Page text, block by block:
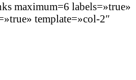
maximum=6 labels=»true»
template=»col-2″